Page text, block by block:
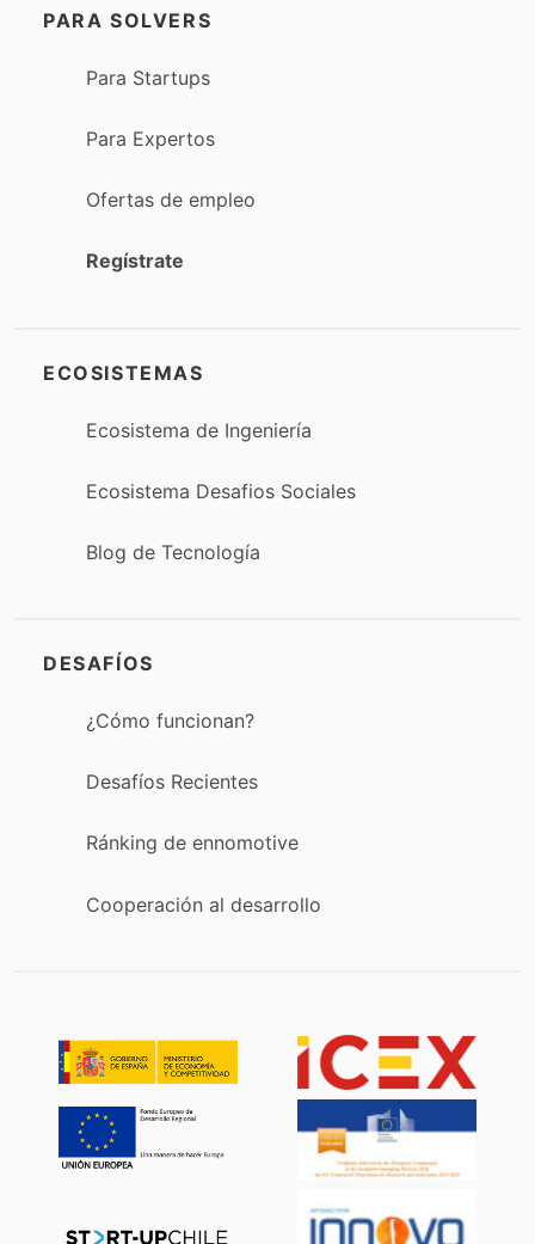
PARA SOLVERS
Para Startups
Para Expertos
Ofertas de empleo
Regístrate
ECOSISTEMAS
Ecosistema de Ingeniería
Ecosistema Desafios Sociales
Blog de Tecnología
DESAFÍOS
¿Cómo funcionan?
Desafíos Recientes
Ránking de ennomotive
Cooperación al desarrollo